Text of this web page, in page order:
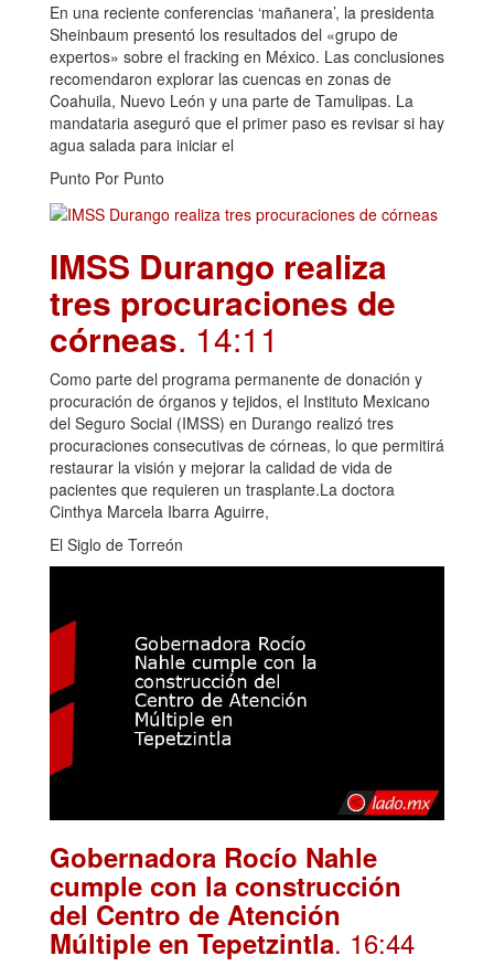
En una reciente conferencias ‘mañanera’, la presidenta
Sheinbaum presentó los resultados del «grupo de
expertos» sobre el fracking en México. Las conclusiones
recomendaron explorar las cuencas en zonas de
Coahuila, Nuevo León y una parte de Tamulipas. La
mandataria aseguró que el primer paso es revisar si hay
agua salada para iniciar el
Punto Por Punto
IMSS Durango realiza
tres procuraciones de
córneas. 14:11
Como parte del programa permanente de donación y
procuración de órganos y tejidos, el Instituto Mexicano
del Seguro Social (IMSS) en Durango realizó tres
procuraciones consecutivas de córneas, lo que permitirá
restaurar la visión y mejorar la calidad de vida de
pacientes que requieren un trasplante.La doctora
Cinthya Marcela Ibarra Aguirre,
El Siglo de Torreón
Gobernadora Rocío Nahle
cumple con la construcción
del Centro de Atención
Múltiple en Tepetzintla. 16:44